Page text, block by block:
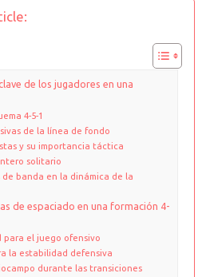
de los jugadores en una
4-5-1
de la línea de fondo
y su importancia táctica
solitario
banda en la dinámica de la
de espaciado en una formación 4-
el juego ofensivo
la estabilidad defensiva
durante las transiciones